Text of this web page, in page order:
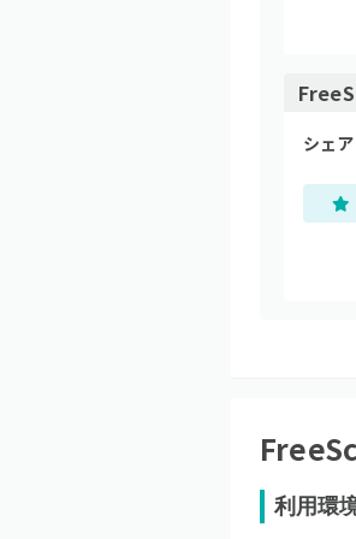
シェア
利用環